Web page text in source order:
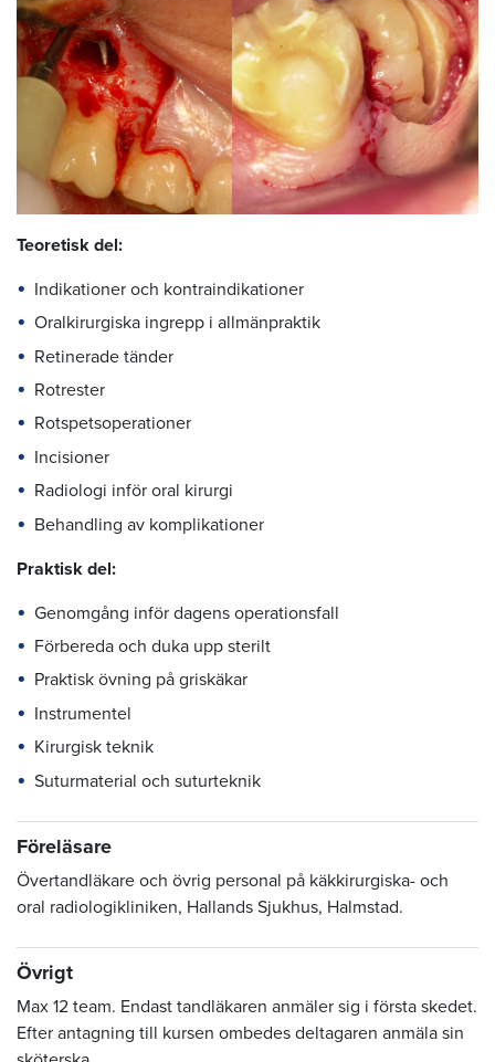
Teoretisk del:
Indikationer och kontraindikationer
Oralkirurgiska ingrepp i allmänpraktik
Retinerade tänder
Rotrester
Rotspetsoperationer
Incisioner
Radiologi inför oral kirurgi
Behandling av komplikationer
Praktisk del:
Genomgång inför dagens operationsfall
Förbereda och duka upp sterilt
Praktisk övning på griskäkar
Instrumentel
Kirurgisk teknik
Suturmaterial och suturteknik
Föreläsare
Övertandläkare och övrig personal på käkkirurgiska- och
oral radiologikliniken, Hallands Sjukhus, Halmstad.
Övrigt
Max 12 team. Endast tandläkaren anmäler sig i första skedet.
Efter antagning till kursen ombedes deltagaren anmäla sin